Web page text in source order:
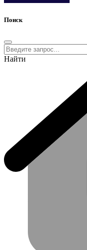
Поиск
Найти